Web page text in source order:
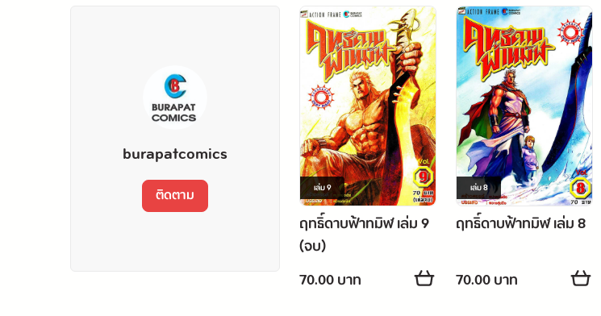
burapatcomics
ติดตาม เล่ม9
ฤทธิ์ดาบฟ้าทมิฬ เล่ม 9
(จบ)
70.00 บาท
เล่ม8
ฤทธิ์ดาบฟ้าทมิฬ เล่ม 8
70.00 บาท